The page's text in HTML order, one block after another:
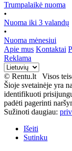
Trumpalaikė nuoma
•
Nuoma iki 3 valandų
•
Nuoma mėnesiui
Apie mus Kontaktai
Reklama
© Rentu.lt Visos
Šioje svetainėje yra
identifikuoti
padėti pagerinti
Sužinoti daugiau:
Išeiti
Sutinku